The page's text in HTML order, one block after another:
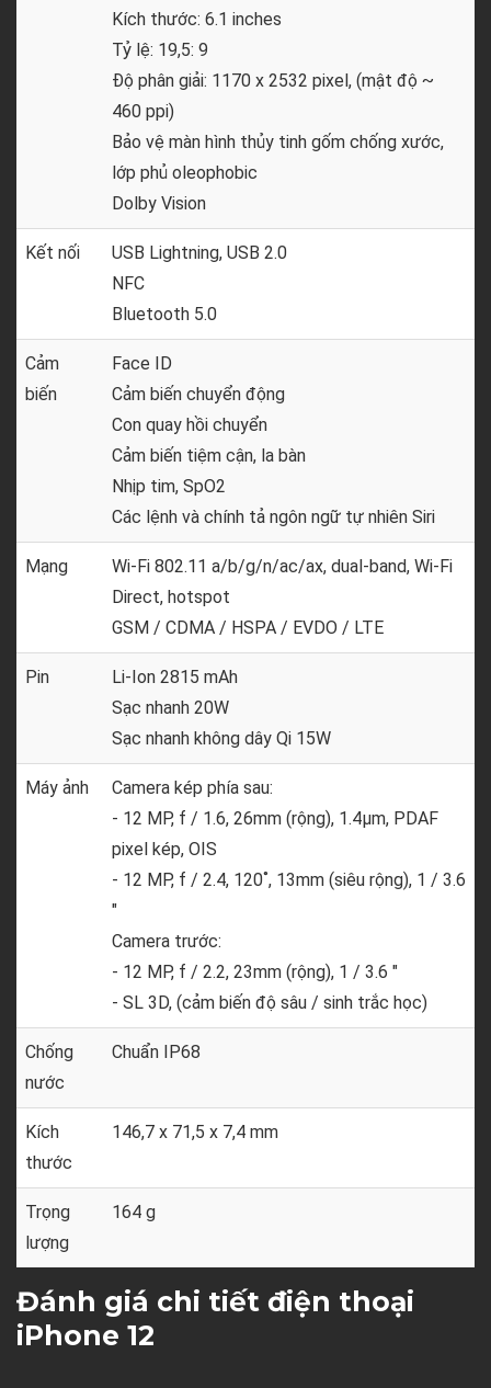
Kích thước: 6.1 inches
Tỷ lệ: 19,5: 9
Độ phân giải: 1170 x 2532 pixel, (mật độ ~
460 ppi)
Bảo vệ màn hình thủy tinh gốm chống xước,
lớp phủ oleophobic
Dolby Vision
Kết nối
USB Lightning, USB 2.0
NFC
Bluetooth 5.0
Cảm
biến
Face ID
Cảm biến chuyển động
Con quay hồi chuyển
Cảm biến tiệm cận, la bàn
Nhịp tim, SpO2
Các lệnh và chính tả ngôn ngữ tự nhiên Siri
Mạng
Wi-Fi 802.11 a/b/g/n/ac/ax, dual-band, Wi-Fi
Direct, hotspot
GSM / CDMA / HSPA / EVDO / LTE
Pin
Li-Ion 2815 mAh
Sạc nhanh 20W
Sạc nhanh không dây Qi 15W
Máy ảnh
Camera kép phía sau:
- 12 MP, f / 1.6, 26mm (rộng), 1.4µm, PDAF
pixel kép, OIS
- 12 MP, f / 2.4, 120˚, 13mm (siêu rộng), 1 / 3.6
"
Camera trước:
- 12 MP, f / 2.2, 23mm (rộng), 1 / 3.6 "
- SL 3D, (cảm biến độ sâu / sinh trắc học)
Chống
nước
Chuẩn IP68
Kích
thước
146,7 x 71,5 x 7,4 mm
Trọng
lượng
164 g
Đánh giá chi tiết điện thoại
iPhone 12